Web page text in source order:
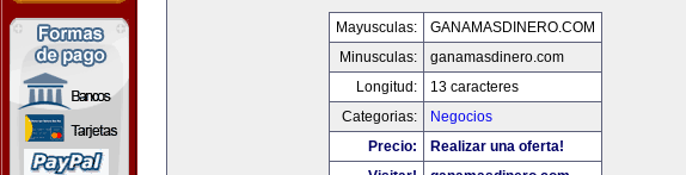
Mayusculas:
GANAMASDINERO.COM
Minusculas:
ganamasdinero.com
Longitud:
13 caracteres
Categorias:
Negocios
Precio:
Realizar una oferta!